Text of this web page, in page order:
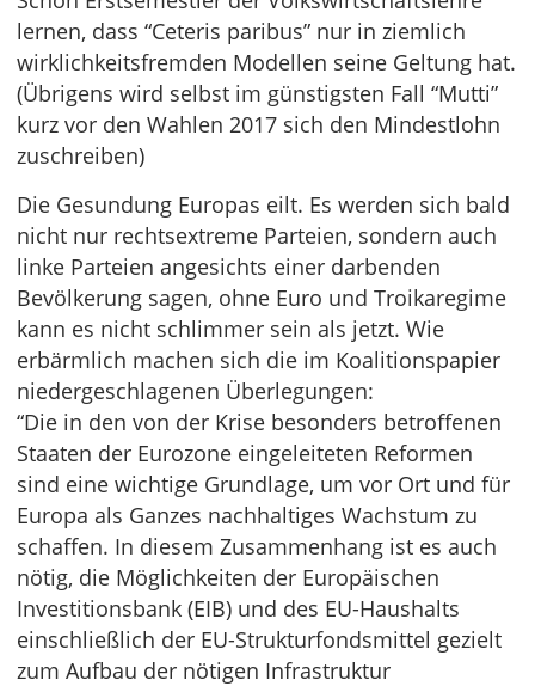
lernen, dass “Ceteris paribus” nur in ziemlich
wirklichkeitsfremden Modellen seine Geltung hat.
(Übrigens wird selbst im günstigsten Fall “Mutti”
kurz vor den Wahlen 2017 sich den Mindestlohn
zuschreiben)
Die Gesundung Europas eilt. Es werden sich bald
nicht nur rechtsextreme Parteien, sondern auch
linke Parteien angesichts einer darbenden
Bevölkerung sagen, ohne Euro und Troikaregime
kann es nicht schlimmer sein als jetzt. Wie
erbärmlich machen sich die im Koalitionspapier
niedergeschlagenen Überlegungen:
“Die in den von der Krise besonders betroffenen
Staaten der Eurozone eingeleiteten Reformen
sind eine wichtige Grundlage, um vor Ort und für
Europa als Ganzes nachhaltiges Wachstum zu
schaffen. In diesem Zusammenhang ist es auch
nötig, die Möglichkeiten der Europäischen
Investitionsbank (EIB) und des EU-Haushalts
einschließlich der EU-Strukturfondsmittel gezielt
zum Aufbau der nötigen Infrastruktur